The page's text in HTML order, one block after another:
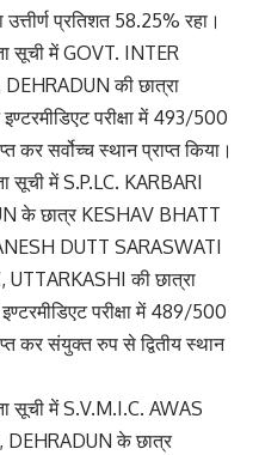
उत्तीर्ण प्रतिशत 58.25% रहा।
सूची में GOVT. INTER
की छात्रा
परीक्षा में 493/500
सर्वोच्च स्थान प्राप्त किया।
सूची में S.P.LC. KARBARI
के छात्र KESHAV BHATT
DUTT SARASWATI
की छात्रा
परीक्षा में 489/500
कर संयुक्त रुप से द्वितीय स्थान
सूची में S.V.M.I.C. AWAS
DEHRADUN के छात्र